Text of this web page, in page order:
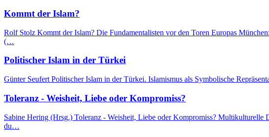
Kommt der Islam?
Rolf Stolz Kommt der Islam? Die Fundamentalisten vor den Toren Europas
(…
Politischer Islam in der Türkei
Günter Seufert Politischer Islam in der Türkei. Islamismus als Symbolische
Toleranz - Weisheit, Liebe oder Kompromiss?
Sabine Hering (Hrsg.) Toleranz - Weisheit, Liebe oder Kompromiss?
du…